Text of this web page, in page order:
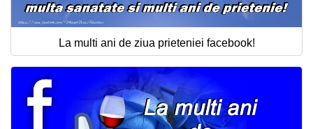
La multi ani de ziua prieteniei facebook!